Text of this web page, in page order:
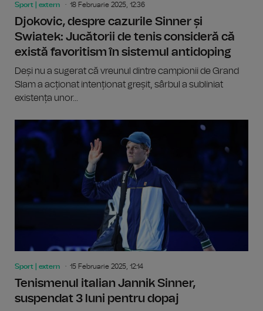
Sport | extern 18 Februarie 2025, 12:36
Djokovic, despre cazurile Sinner și
Swiatek: Jucătorii de tenis consideră că
există favoritism în sistemul antidoping
Deși nu a sugerat că vreunul dintre campionii de Grand
Slam a acționat intenționat greșit, sârbul a subliniat
existența unor...
Sport | extern 15 Februarie 2025, 12:14
Tenismenul italian Jannik Sinner,
suspendat 3 luni pentru dopaj